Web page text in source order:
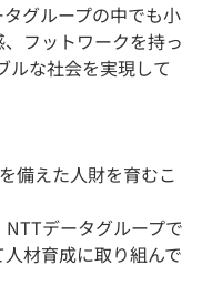
グループの中でも小
フットワークを持っ
ルな社会を実現して
備えた人財を育むこ
データグループで
材育成に取り組んで